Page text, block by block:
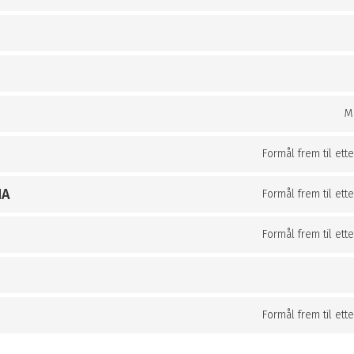
Formål frem til
Formål frem til
Formål frem til
Formål frem til